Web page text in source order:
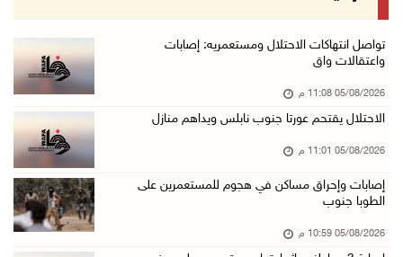
باسم الرئيس: وزير الداخلية يمنح العميد جيسون ...
الاحتلال يقتحم كفر مالك ودير جرير ومستعمرون ي ...
"التربية" تخرج الفوج الأول من مدربي المعلمين ...
05/آب/2026 06:44 م
تواصل انتهاكات الاحتلال ومستعمريه: إصابات
واعتقالات واق
05/08/2026 11:08 م
الاحتلال يقتحم عورتا جنوب نابلس ويداهم منازل
05/08/2026 11:01 م
إصابات وإحراق مساكن في هجوم للمستعمرين على
الطوبا جنوب
05/08/2026 10:59 م